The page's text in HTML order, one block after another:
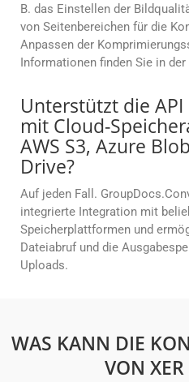
B. das Einstellen der
von Seitenbereichen für die
Anpassen der
Informationen finden Sie in
Unterstützt die
mit Cloud-
AWS S3, Azure
Drive?
Auf jeden Fall.
integrierte Integration mit
Speicherplattformen und
Dateiabruf und die
Uploads.
WAS KANN DIE
VON